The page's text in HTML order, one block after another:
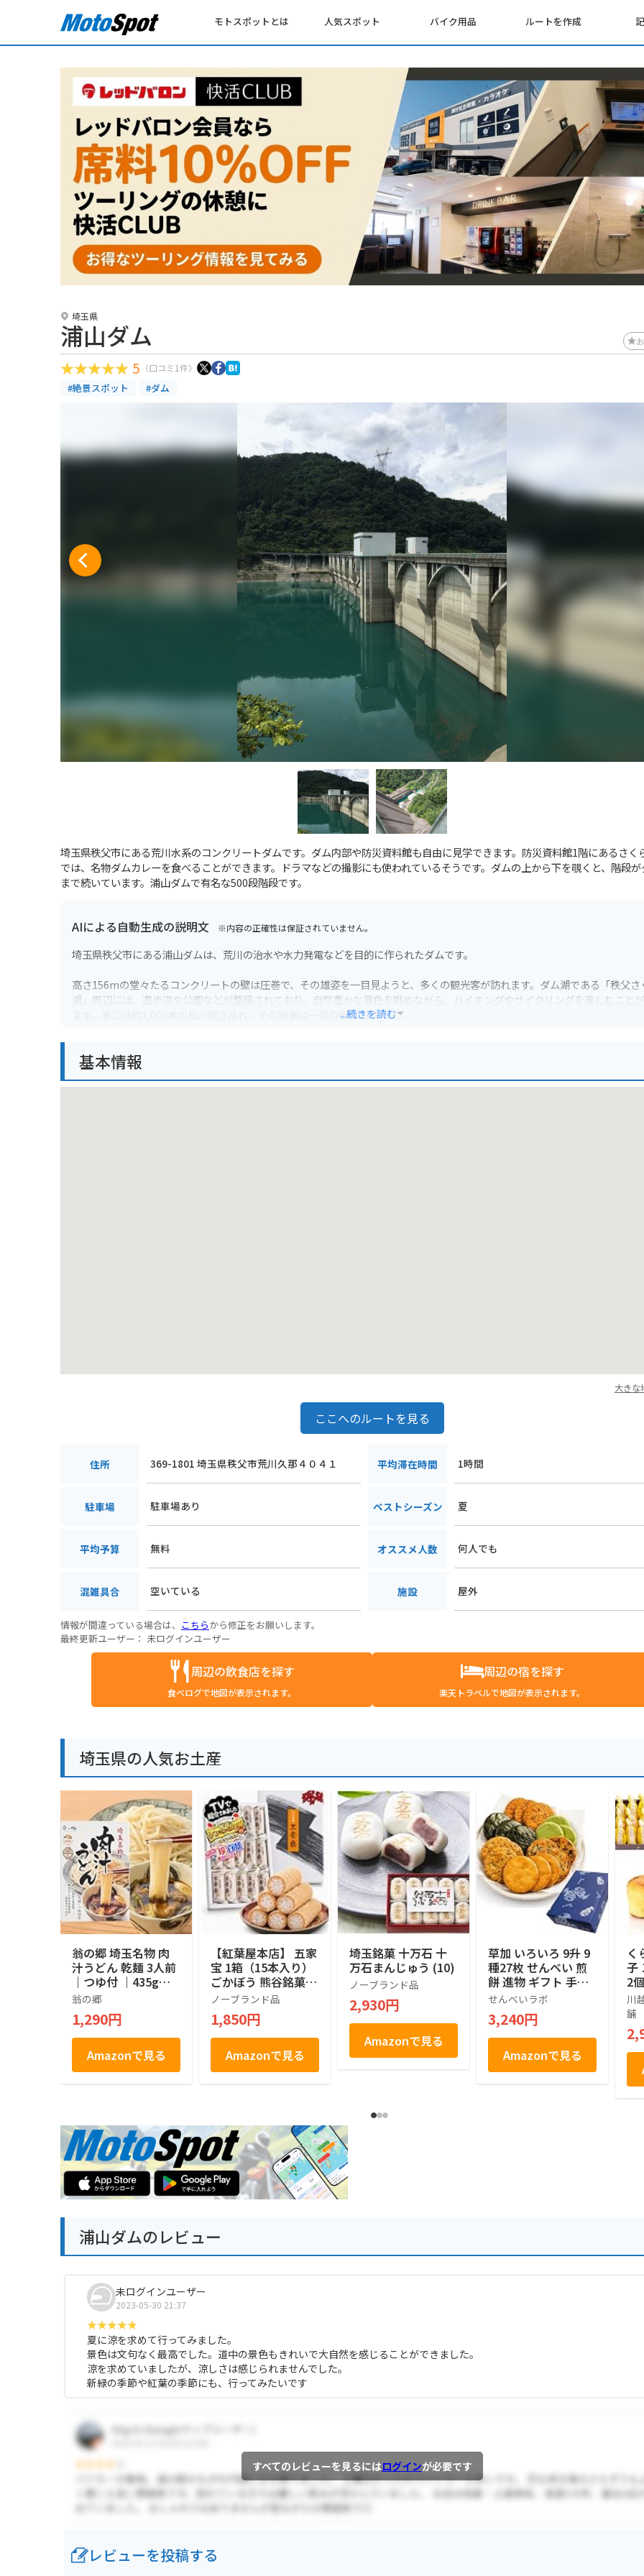
モトスポットとは 人気スポット バイク用品 ルートを作成
埼玉県
浦山ダム
5 （口コミ1件）
#絶景スポット #ダム
埼玉県秩父市にある荒川水系のコンクリートダムです。ダム内部や防災資料館も自由に見学できます。防災資料館1階にあるさく
では、名物ダムカレーを食べることができます。ドラマなどの撮影にも使われているそうです。ダムの上から下を覗くと、階段
まで続いています。浦山ダムで有名な500段階段です。
AIによる自動生成の説明文 ※内容の正確性は保証されていません。
埼玉県秩父市にある浦山ダムは、荒川の治水や水力発電などを目的に作られたダムです。
高さ156mの堂々たるコンクリートの壁は圧巻で、その雄姿を一目見ようと、多くの観光客が訪れます。ダム湖である「秩父さ
湖」周辺には、遊歩道や公園などが整備されており、自然豊かな景色を眺めながら、ハイキングやサイクリングを楽しむこと
ます。春には約1,000本の桜が咲き乱れ、その絶景は一見の価値ありです。
い区間もあるため、安全運転を心がけましょう。
...続きを読む
基本情報
大きな
ここへのルートを見る
住所 369-1801 埼玉県秩父市荒川久那４０４１ 平均滞在時間 1時間
駐車場 駐車場あり ベストシーズン 夏
平均予算 無料 オススメ人数 何人でも
混雑具合 空いている 施設 屋外
情報が間違っている場合は、 こちらから修正をお願いします。
最終更新ユーザー： 未ログインユーザー
周辺の飲食店を探す
食べログで地図が表示されます。
周辺の宿を探す
楽天トラベルで地図が表示されます。
埼玉県の人気お土産
翁の郷 埼玉名物 肉
汁うどん 乾麺 3人前
｜つゆ付 ｜435g｜
埼玉県産小麦 使用
翁の郷
1,290円
Amazonで見る
【紅葉屋本店】 五家
宝 1箱（15本入り）
ごかぼう 熊谷銘菓
埼玉銘菓 埼玉3大銘
菓 お菓子 秘密のケ
ンミンSHOW ギフト
個包装
ノーブランド品
1,850円
Amazonで見る
埼玉銘菓 十万石 十
万石まんじゅう (10)
ノーブランド品
2,930円
Amazonで見る
草加 いろいろ 9升 9
種27枚 せんべい 煎
餅 進物 ギフト 手土
産 包装 1箱 多種 伝
統 専門店 国産 うる
ち米 長期保存 軽量
せんべいラボ 製造
埼玉 草加
せんべいラボ
3,240円
Amazonで見る
く
子
2
ん
対
川
舗
浦山ダムのレビュー
未ログインユーザー
2023-05-30 21:37
夏に涼を求めて行ってみました。
景色は文句なく最高でした。道中の景色もきれいで大自然を感じることができました。
涼を求めていましたが、涼しさは感じられませんでした。
新緑の季節や紅葉の季節にも、行ってみたいです
すべてのレビューを見るにはログインが必要です
レビューを投稿する